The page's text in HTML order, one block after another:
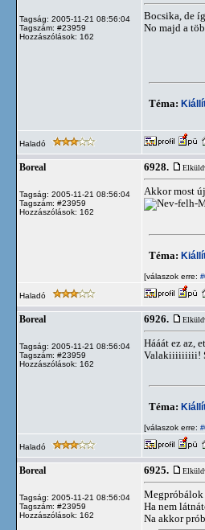
Tagság: 2005-11-21 08:56:04
Tagszám: #23959
Hozzászólások: 162
Bocsika, de
No majd a
Téma:
Haladó
Boreal
Tagság: 2005-11-21 08:56:04
Tagszám: #23959
Hozzászólások: 162
6928.
Akkor most
Téma:
[válaszok erre:
Haladó
Boreal
Tagság: 2005-11-21 08:56:04
Tagszám: #23959
Hozzászólások: 162
6926.
Hááát ez az,
Valakiiiiiiiii!
Téma:
[válaszok erre:
Haladó
Boreal
Tagság: 2005-11-21 08:56:04
Tagszám: #23959
Hozzászólások: 162
6925.
Megpróbálok
Ha nem
Na akkor